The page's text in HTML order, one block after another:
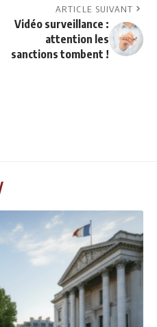
ARTICLE SUIVANT
Vidéo surveillance :
attention les
sanctions tombent !